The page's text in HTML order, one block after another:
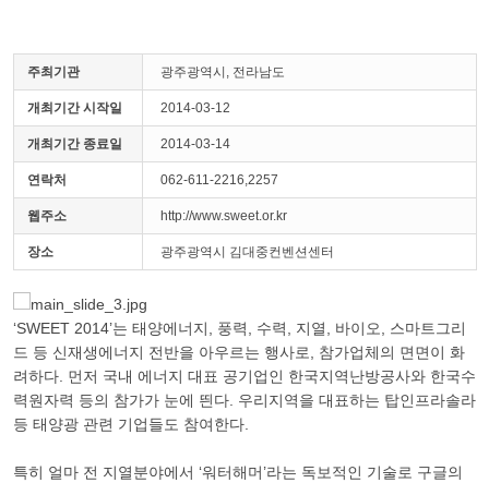
주최기관 광주광역시, 전라남도
개최기간 시작일 2014-03-12
개최기간 종료일 2014-03-14
연락처 062-611-2216,2257
웹주소 http://www.sweet.or.kr
장소 광주광역시 김대중컨벤션센터
‘SWEET 2014’는 태양에너지, 풍력, 수력, 지열, 바이오, 스마트그리
드 등 신재생에너지 전반을 아우르는 행사로, 참가업체의 면면이 화
려하다. 먼저 국내 에너지 대표 공기업인 한국지역난방공사와 한국수
력원자력 등의 참가가 눈에 띈다. 우리지역을 대표하는 탑인프라솔라
등 태양광 관련 기업들도 참여한다.
특히 얼마 전 지열분야에서 ‘워터해머’라는 독보적인 기술로 구글의